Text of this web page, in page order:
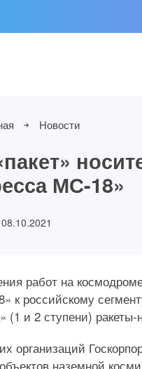
Новости
МС-18»
08.10.2021
работ на
к российскому
(1 и 2 ступени)
наземной